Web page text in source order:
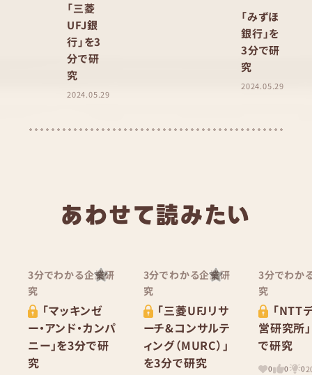
「三菱
UFJ銀
行」を3
分で研
究
2024.05.29
「みずほ
銀行」を
3分で研
究
2024.05.29
あわせて読みたい
3分でわかる企業研
究
「マッキンゼ
ー・アンド・カンパ
ニー」を3分で研
究
3分でわかる企業研
究
「三菱UFJリサ
ーチ&コンサルテ
ィング（MURC）」
を3分で研究
3分でわか
究
「NTT
営研究所
で研究
0 0 0